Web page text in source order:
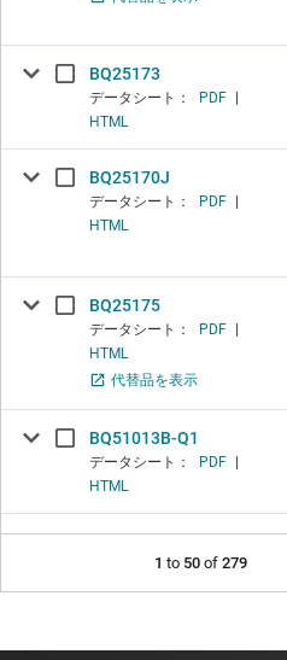
BQ25173
データシート： PDF
HTML
BQ25170J
データシート： PDF
HTML
BQ25175
データシート： PDF
HTML
代替品を表示
BQ51013B-Q1
データシート： PDF
HTML
1 to 50 of 279